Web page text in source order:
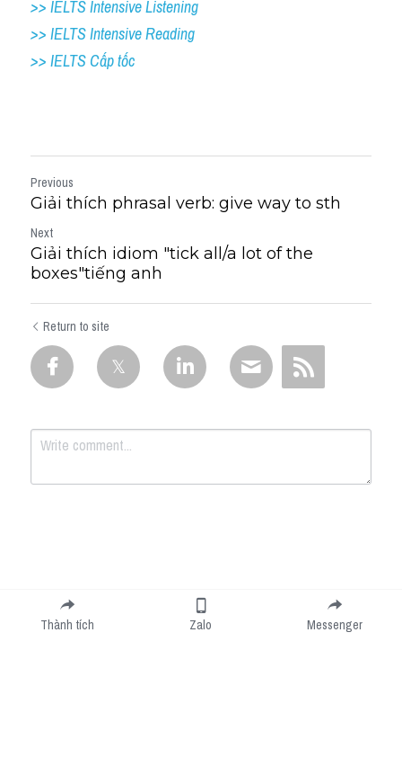
>> IELTS Intensive Listening
>> IELTS Intensive Reading
>> IELTS Cấp tốc
Previous
Giải thích phrasal verb: give way to sth
Next
Giải thích idiom "tick all/a lot of the
boxes"tiếng anh
Return to site
Submit
Thành tích Zalo Messenger